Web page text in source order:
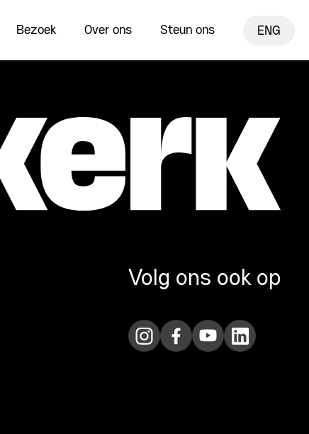
Bezoek Over ons Steun ons ENG
Volg ons ook op